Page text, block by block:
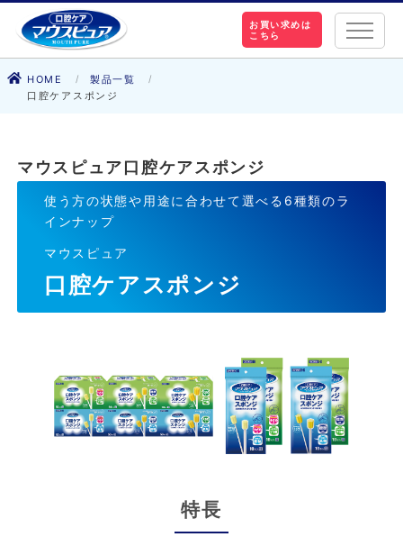
お買い求めは
こちら
HOME
製品一覧
口腔ケアスポンジ
マウスピュア口腔ケアスポンジ
使う方の状態や用途に合わせて選べる6種類のラ
インナップ
マウスピュア
口腔ケアスポンジ
特長